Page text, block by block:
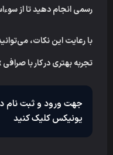
رسمی انجام دهید تا از
تجربه بهتری در کار با صرافی Bitunix داشته باشید.
جهت ورود و ثبت نام
یونیکس کلیک کنید